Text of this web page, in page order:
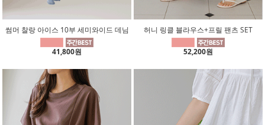
썸머 찰랑 아이스 10부 세미와이드 데님
41,800원
허니 링클 블라우스+프릴 팬츠 SET
52,200원